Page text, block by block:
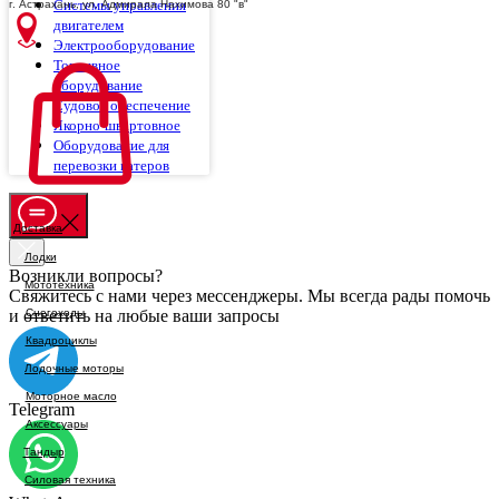
г. Астрахань, ул. Адмирала Нахимова 80 "в"
Доставка
Системы управления
двигателем
Электрооборудование
Топливное
оборудование
Судовое обеспечение
Якорно-швартовное
Оборудование для
перевозки катеров
Возникли вопросы?
Свяжитесь с нами через мессенджеры. Мы всегда рады помочь
и ответить на любые ваши запросы
Telegram